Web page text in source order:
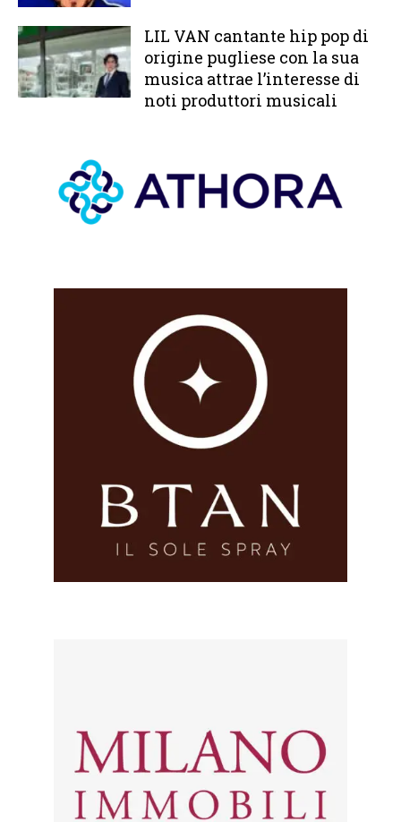
LIL VAN cantante hip pop di
origine pugliese con la sua
musica attrae l’interesse di
noti produttori musicali